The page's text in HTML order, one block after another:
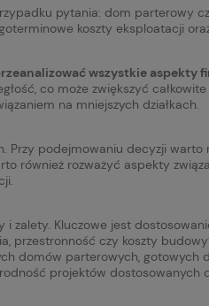
pytania: dom parterowy
koszty eksploatacji
wszystkie aspekty
co może zwiększyć
na mniejszych działkach.
podejmowaniu decyzji warto
również rozważyć aspekty
Kluczowe jest
przestronność czy koszty
domów parterowych,
projektów